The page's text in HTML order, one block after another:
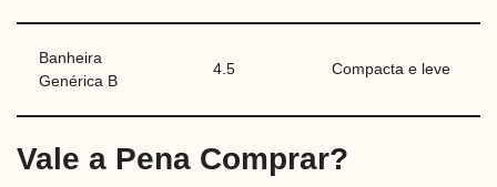
Banheira
Genérica B
4.5 Compacta e leve
Vale a Pena Comprar?